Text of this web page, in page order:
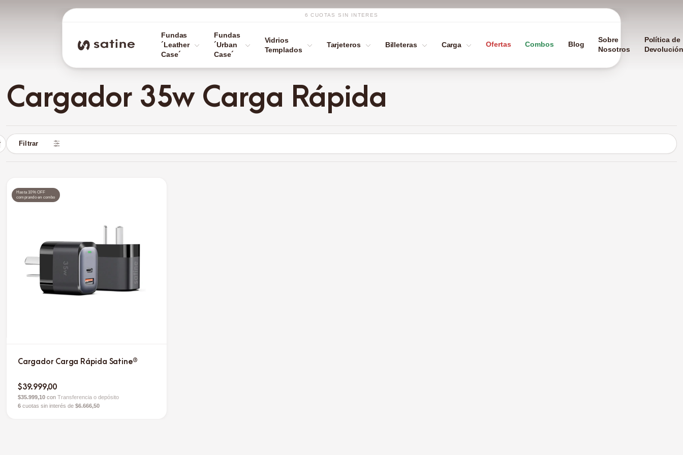
6 CUOTAS SIN INTERÉS
Fundas
´Leather
Case´
Fundas
´Urban
Case´
Vidrios
Templados
Tarjeteros Billeteras Carga Ofertas Combos Blog
Sobre
Nosotros
Política de
Devolución
Cargador 35w Carga Rápida
Filtrar
Hasta 10% OFF
comprando en combo
Cargador Carga Rápida Satine®
$39.999,00
$35.999,10 con Transferencia o depósito
6 cuotas sin interés de $6.666,50